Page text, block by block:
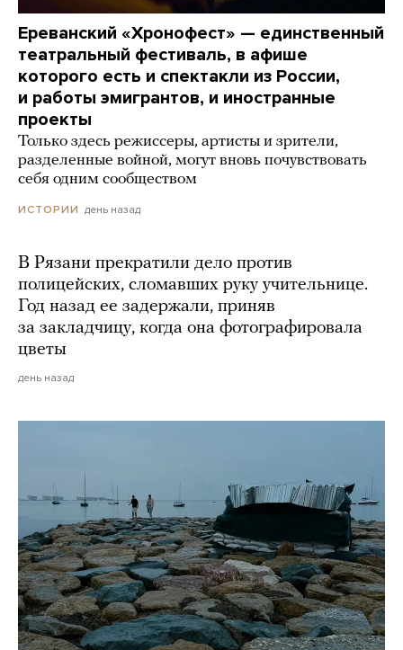
Ереванский «Хронофест» — единственный
театральный фестиваль, в афише
которого есть и спектакли из России,
и работы эмигрантов, и иностранные
проекты
Только здесь режиссеры, артисты и зрители,
разделенные войной, могут вновь почувствовать
себя одним сообществом
ИСТОРИИ день назад
В Рязани прекратили дело против
полицейских, сломавших руку учительнице.
Год назад ее задержали, приняв
за закладчицу, когда она фотографировала
цветы
день назад